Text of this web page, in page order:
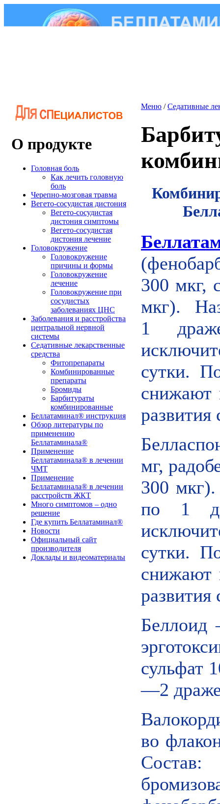
О продукте
Головная боль
Как лечить головную
боль
Черепно-мозговая травма
Вегето-сосудистая дистония
Вегето-сосудистая
дистония симптомы
Вегето-сосудистая
дистония лечение
Головокружение
Головокружение
причины и формы
Головокружение
лечение
Головокружение при
сосудистых
заболеваниях ЦНС
Заболевания и расстройства
центральной нервной
системы
Седативные лекарственные
средства
Фитопрепараты
Комбинированные
препараты
Бромиды
Барбитураты
комбинированные
Беллатаминал® инструкция
Обзор литературы по
применению
Беллатаминала®
Применение
Беллатаминала® в лечении
ЧМТ
Применение
Беллатаминала® в лечении
расстройств ЖКТ
Много симптомов – одно
решение
Где купить Беллатаминал®
Новости
Официальный сайт
производителя
Доклады и видеоматериалы
Меню /Седативные
300 мкг,
мкг).
1
сутки.
снижают
развития
мг,
300
по 1
сутки.
снижают
развития
Беллоид
сульфат
—2 драже
во